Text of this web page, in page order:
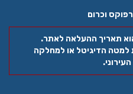
וכרום
תאריך ההעלאה לאתר.
למטה הדיגיטל או למחלקה